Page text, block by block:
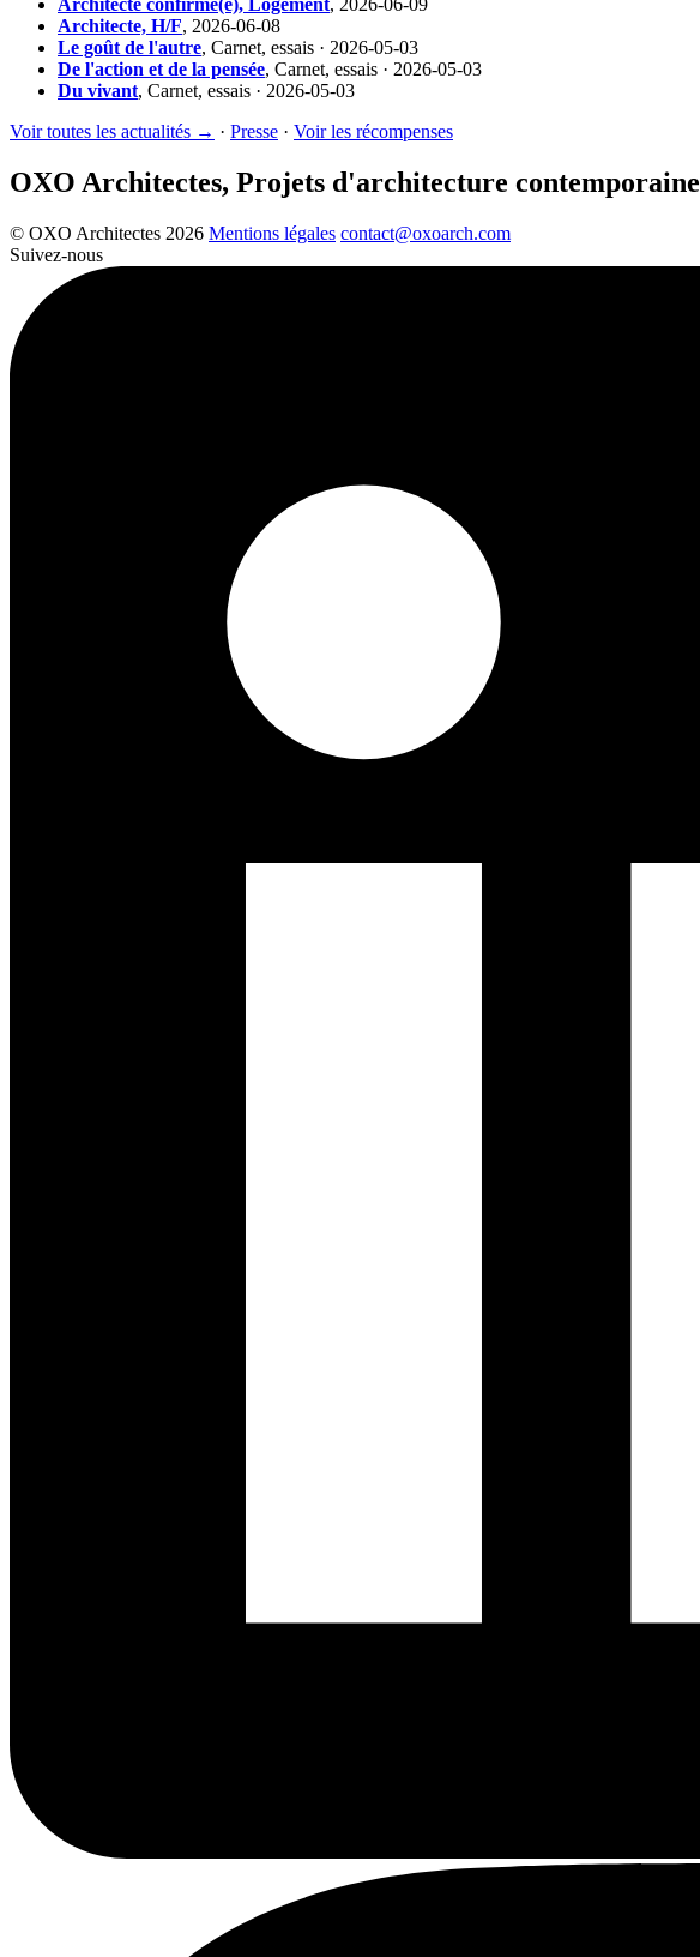
Architecte confirmé(e), Logement, 2026-06-09
Architecte, H/F, 2026-06-08
Le goût de l'autre, Carnet, essais · 2026-05-03
De l'action et de la pensée, Carnet, essais · 2026-05-03
Du vivant, Carnet, essais · 2026-05-03
Voir toutes les actualités → · Presse · Voir les récompenses
OXO Architectes, Projets d'architecture contemporaine
© OXO Architectes 2026 Mentions légales contact@oxoarch.com
Suivez-nous